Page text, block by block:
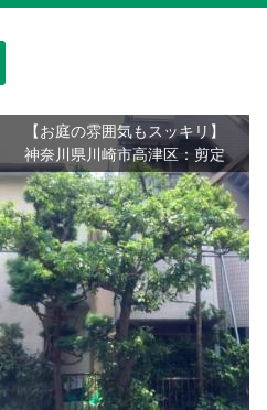
【お庭の雰囲気もスッキリ】
神奈川県川崎市高津区：剪定